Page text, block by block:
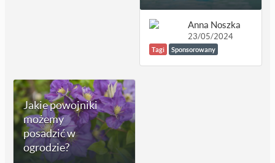
Anna Noszka
23/05/2024
Tagi Sponsorowany
Jakie powojniki
możemy
posadzić w
ogrodzie?